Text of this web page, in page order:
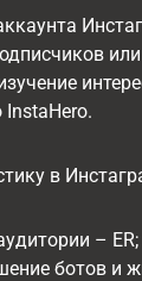
InstaHero.
в
– ER;
ботов и